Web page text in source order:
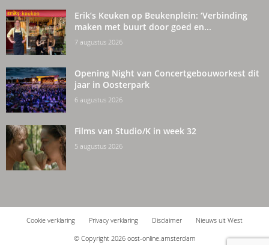
Erik’s Keuken op Beukenplein: ‘Verbinding
maken met buurt door goed en...
7 augustus 2026
Opening Night van Concertgebouworkest dit
jaar in Oosterpark
6 augustus 2026
Films van Studio/K in week 32
5 augustus 2026
Cookie verklaring Privacy verklaring Disclaimer
Nieuws uit West
© Copyright 2026 oost-online.amsterdam